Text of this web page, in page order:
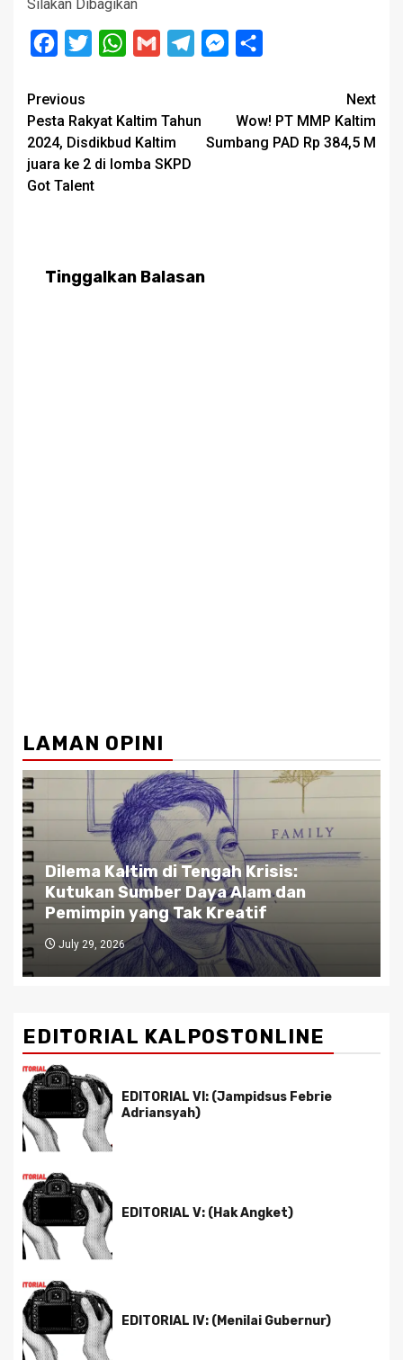
Silakan Dibagikan
Facebook
Twitter WhatsApp
Gmail TelegramMessenger
Post
navigation
Previous
Pesta Rakyat Kaltim Tahun
2024, Disdikbud Kaltim
juara ke 2 di lomba SKPD
Got Talent
Next
Wow! PT MMP Kaltim
Sumbang PAD Rp 384,5 M
Tinggalkan Balasan
LAMAN OPINI
Dilema Kaltim di Tengah Krisis:
Kutukan Sumber Daya Alam dan
Pemimpin yang Tak Kreatif
July 29, 2026
EDITORIAL KALPOSTONLINE
EDITORIAL VI: (Jampidsus Febrie
Adriansyah)
EDITORIAL V: (Hak Angket)
EDITORIAL IV: (Menilai Gubernur)